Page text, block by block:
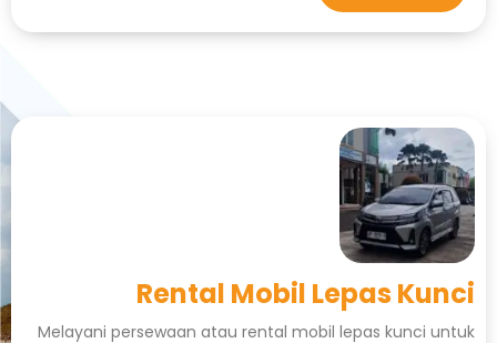
Rental Mobil Lepas Kunci
Melayani persewaan atau rental mobil lepas kunci untuk